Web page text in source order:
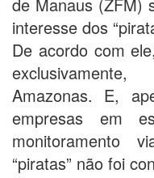
de Manaus (ZFM)
interesse dos
De acordo com
Amazonas. E,
empresas em
monitoramento
“piratas” não foi